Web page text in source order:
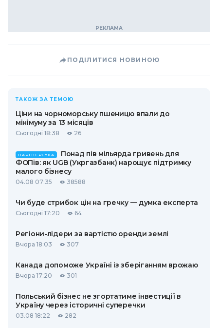
ПОДІЛИТИСЯ НОВИНОЮ
ТАКОЖ ЗА ТЕМОЮ
Ціни на чорноморську пшеницю впали до
мінімуму за 13 місяців
Сьогодні 18:38 26
ПАРТНЕРСЬКА
Понад пів мільярда гривень для
ФОПів: як UGB (Укргазбанк) нарощує підтримку
малого бізнесу
04.08 07:35 38588
Чи буде стрибок цін на гречку — думка експерта
Сьогодні 17:20 64
Регіони-лідери за вартістю оренди землі
Вчора 18:03 307
Канада допоможе Україні із зберіганням врожаю
Вчора 17:20 301
Польський бізнес не згортатиме інвестиції в
Україну через історичні суперечки
03.08 18:22 282